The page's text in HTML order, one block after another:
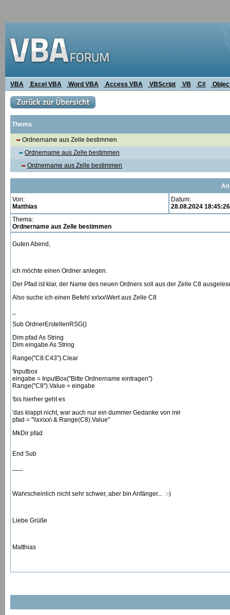
VBA Excel VBA Word VBA Access VBA VBScript VB C#
Thema
Ordnername aus Zelle bestimmen
Ordnername aus Zelle bestimmen
Ordnername aus Zelle bestimmen
Von:
Matthias
Datum:
28.08.2024 18:45:26
Thema:
Ordnername aus Zelle bestimmen
Guten Abend,
ich möchte einen Ordner anlegen.
Der Pfad ist klar, der Name des neuen Ordners soll aus der Zelle C8
Also suche ich einen Befehl xx\xx\Wert aus Zelle C8
Sub OrdnerErstellenRSG()
Dim pfad As String
Dim eingabe As String
Range("C8:C43").Clear
'Inputbox
eingabe = InputBox("Bitte Ordnername eintragen")
Range("C8").Value = eingabe
'bis hierher geht es
'das klappt nicht, war auch nur ein dummer Gedanke von mir
pfad = "\\xx\xx\ & Range(C8).Value"
MkDir pfad
End Sub
Wahrscheinlich nicht sehr schwer, aber bin Anfänger... :-)
Liebe Grüße
Matthias